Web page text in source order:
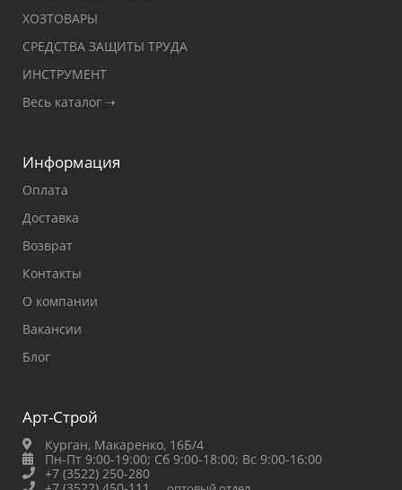
ХОЗТОВАРЫ
СРЕДСТВА ЗАЩИТЫ ТРУДА
ИНСТРУМЕНТ
Весь каталог ➝
Информация
Оплата
Доставка
Возврат
Контакты
О компании
Вакансии
Блог
Арт-Строй
Курган, Макаренко, 16Б/4
Пн-Пт 9:00-19:00; Сб 9:00-18:00; Вс 9:00-16:00
+7 (3522) 250-280